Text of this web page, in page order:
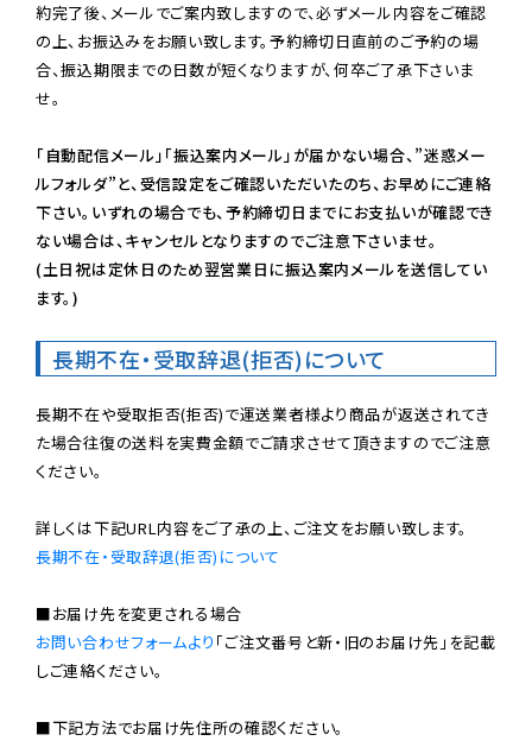
約完了後、メールでご案内致しますので、必ずメール内容をご確認
の上、お振込みをお願い致します。予約締切日直前のご予約の場
合、振込期限までの日数が短くなりますが、何卒ご了承下さいま
せ。
「自動配信メール」「振込案内メール」が届かない場合、”迷惑メー
ルフォルダ”と、受信設定をご確認いただいたのち、お早めにご連絡
下さい。いずれの場合でも、予約締切日までにお支払いが確認でき
ない場合は、キャンセルとなりますのでご注意下さいませ。
(土日祝は定休日のため翌営業日に振込案内メールを送信してい
ます。)
長期不在・受取辞退(拒否)について
長期不在や受取拒否(拒否)で運送業者様より商品が返送されてき
た場合往復の送料を実費金額でご請求させて頂きますのでご注意
ください。
長期不在・受取辞退(拒否)について
お問い合わせフォームより 「ご注文番号と新・旧のお届け先」を記載
しご連絡ください。
■下記方法でお届け先住所の確認ください。